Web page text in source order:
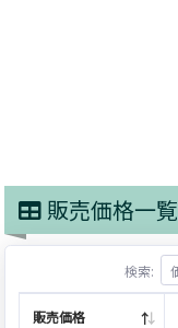
販売価格一覧
検索:
販売価格